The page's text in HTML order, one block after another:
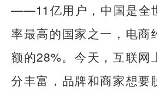
——11亿用户，中国是全
率最高的国家之一，电商
额的28%。今天，互联网
分丰富，品牌和商家想要